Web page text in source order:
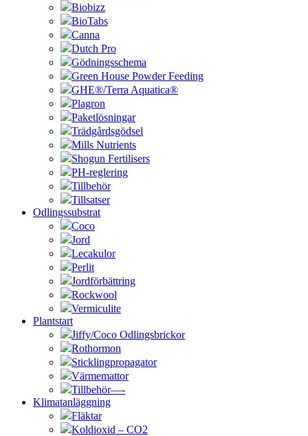
Biobizz
BioTabs
Canna
Dutch Pro
Gödningsschema
Green House Powder Feeding
GHE®/Terra Aquatica®
Plagron
Paketlösningar
Trädgårdsgödsel
Mills Nutrients
Shogun Fertilisers
PH-reglering
Tillbehör
Tillsatser
Odlingssubstrat
Coco
Jord
Lecakulor
Perlit
Jordförbättring
Rockwool
Vermiculite
Plantstart
Jiffy/Coco Odlingsbrickor
Rothormon
Sticklingpropagator
Värmemattor
Tillbehör—-
Klimatanläggning
Fläktar
Koldioxid – CO2